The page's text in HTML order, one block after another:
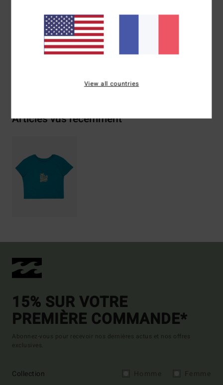
Composition[Matière principale] 100% coton
Traçabilité du produit (Loi Agec)
Livraison & Retours
Articles vus récemment
15% SUR VOTRE
PREMIÈRE COMMANDE*
Abonnez-vous pour recevoir nos dernières actus et nos offres
exclusives.
Collection
View all countries